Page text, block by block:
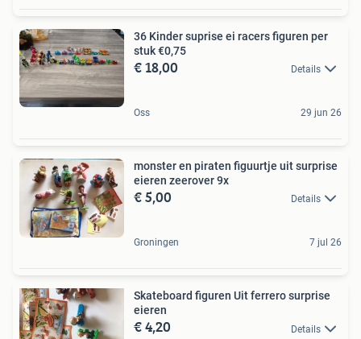
36 Kinder suprise ei racers figuren per
stuk €0,75
€ 18,00 Details
Oss 29 jun 26
monster en piraten figuurtje uit surprise
eieren zeerover 9x
€ 5,00 Details
Groningen 7 jul 26
Skateboard figuren Uit ferrero surprise
eieren
€ 4,20 Details